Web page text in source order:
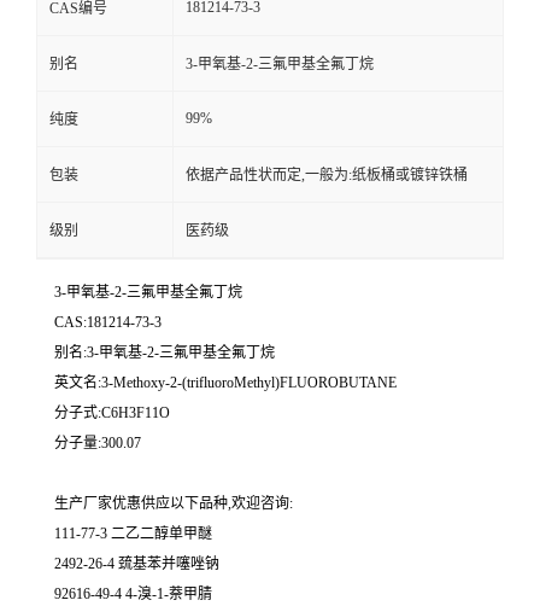
CAS编号 181214-73-3
别名 3-甲氧基-2-三氟甲基全氟丁烷
纯度 99%
包装 依据产品性状而定,一般为:纸板桶或镀锌铁桶
级别 医药级
3-甲氧基-2-三氟甲基全氟丁烷
CAS:181214-73-3
别名:3-甲氧基-2-三氟甲基全氟丁烷
英文名:3-Methoxy-2-(trifluoroMethyl)FLUOROBUTANE
分子式:C6H3F11O
分子量:300.07
生产厂家优惠供应以下品种,欢迎咨询:
111-77-3 二乙二醇单甲醚
2492-26-4 巯基苯并噻唑钠
92616-49-4 4-溴-1-萘甲腈